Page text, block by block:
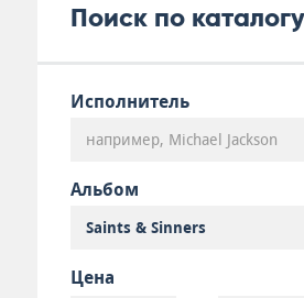
Поиск по каталогу
Исполнитель
Альбом
Цена